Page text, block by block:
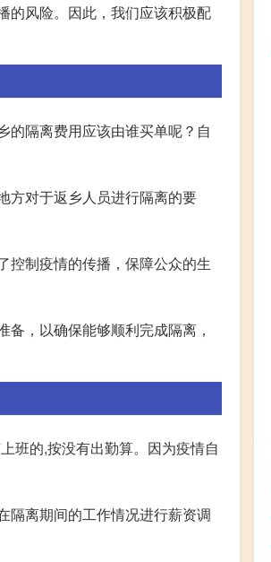
的风险。因此，我们应该积极配
的隔离费用应该由谁买单呢？自
方对于返乡人员进行隔离的要
控制疫情的传播，保障公众的生
，以确保能够顺利完成隔离，
班的,按没有出勤算。因为疫情自
隔离期间的工作情况进行薪资调